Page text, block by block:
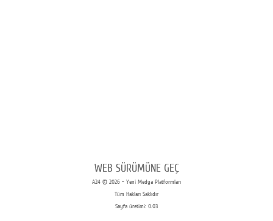
WEB SÜRÜMÜNE GEÇ
A24 © 2026 - Yeni Medya Platformları
Tüm Hakları Saklıdır
Sayfa üretimi: 0.03